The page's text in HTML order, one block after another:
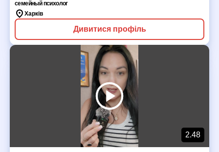
семейный психолог
Харків
Дивитися профіль
2.48